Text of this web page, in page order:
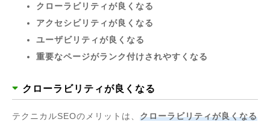
クローラビリティが良くなる
アクセシビリティが良くなる
ユーザビリティが良くなる
重要なページがランク付けされやすくなる
クローラビリティが良くなる
テクニカルSEOのメリットは、 クローラビリティが良くなる